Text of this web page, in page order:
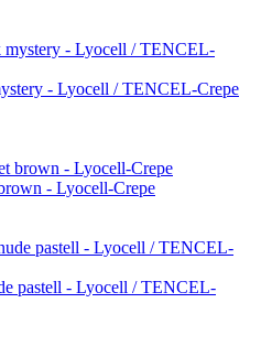
- Lyocell / TENCEL-Crepe
- Lyocell-Crepe
pastell - Lyocell / TENCEL-